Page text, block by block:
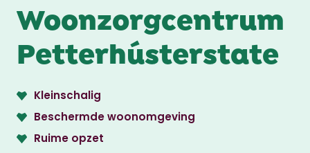
Woonzorgcentrum
Petterhústerstate
Kleinschalig
Beschermde woonomgeving
Ruime opzet